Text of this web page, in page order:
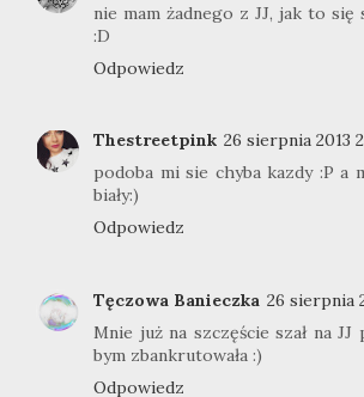
nie mam żadnego z JJ, jak to się
:D
Odpowiedz
Thestreetpink 26 sierpnia 2013
podoba mi sie chyba kazdy :P a
biały:)
Odpowiedz
Tęczowa Banieczka 26 sierpnia
Mnie już na szczęście szał na JJ
bym zbankrutowała :)
Odpowiedz